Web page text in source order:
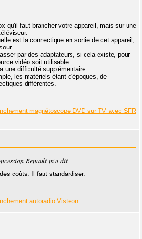
qu'il faut brancher votre appareil, mais sur une
est la connectique en sortie de cet appareil,
par des adaptateurs, si cela existe, pour
vidéo soit utilisable.
une difficulté supplémentaire.
les matériels étant d'époques, de
différentes.
magnétoscope DVD sur TV avec SFR
Renault m'a dit
coûts. Il faut standardiser.
autoradio Visteon